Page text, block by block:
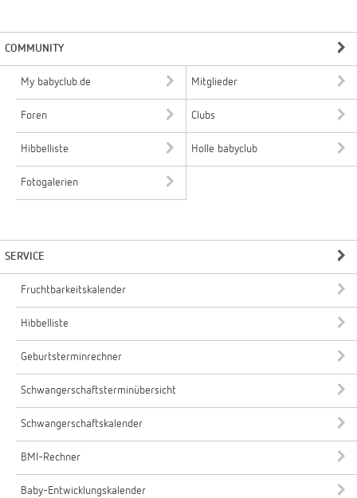
COMMUNITY
My babyclub.de Mitglieder
Foren Clubs
Hibbelliste Holle babyclub
Fotogalerien
SERVICE
Fruchtbarkeitskalender
Hibbelliste
Geburtsterminrechner
Schwangerschaftsterminübersicht
Schwangerschaftskalender
BMI-Rechner
Baby-Entwicklungskalender